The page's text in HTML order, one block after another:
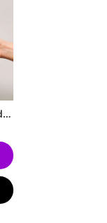
JANIS® | conejo vibrador flexible